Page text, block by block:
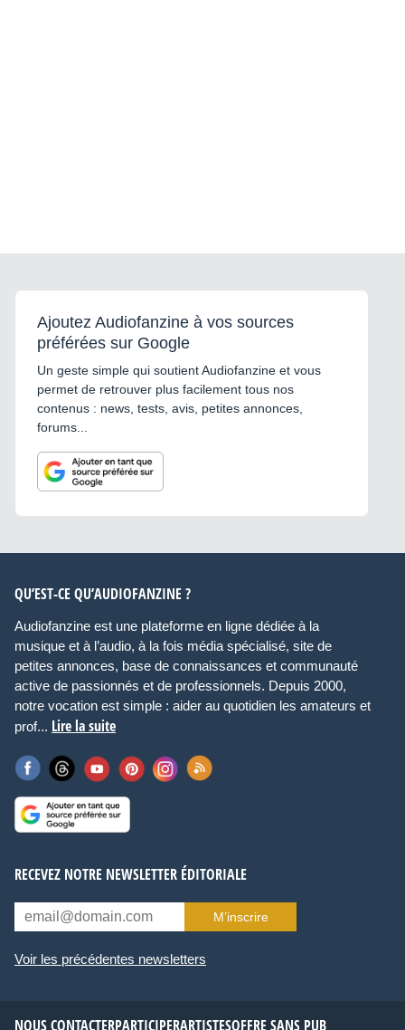
Ajoutez Audiofanzine à vos sources
préférées sur Google
Un geste simple qui soutient Audiofanzine et vous
permet de retrouver plus facilement tous nos
contenus : news, tests, avis, petites annonces,
forums...
QU’EST-CE QU’AUDIOFANZINE ?
Audiofanzine est une plateforme en ligne dédiée à la
musique et à l’audio, à la fois média spécialisé, site de
petites annonces, base de connaissances et communauté
active de passionnés et de professionnels. Depuis 2000,
notre vocation est simple : aider au quotidien les amateurs et
prof... Lire la suite
RECEVEZ NOTRE NEWSLETTER ÉDITORIALE
M’inscrire
Voir les précédentes newsletters
NOUS CONTACTERPARTICIPERARTISTESOFFRE SANS PUB